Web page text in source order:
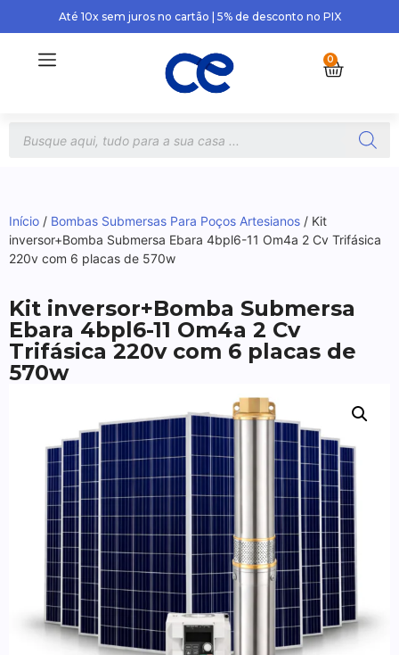
Até 10x sem juros no cartão | 5% de desconto no PIX
0
Início / Bombas Submersas Para Poços Artesianos / Kit
inversor+Bomba Submersa Ebara 4bpl6-11 Om4a 2 Cv Trifásica
220v com 6 placas de 570w
Kit inversor+Bomba Submersa
Ebara 4bpl6-11 Om4a 2 Cv
Trifásica 220v com 6 placas de
570w